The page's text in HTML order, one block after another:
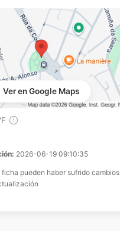
Ver en Google Maps
2026-06-19 09:10:35
ficha pueden haber sufrido cambios